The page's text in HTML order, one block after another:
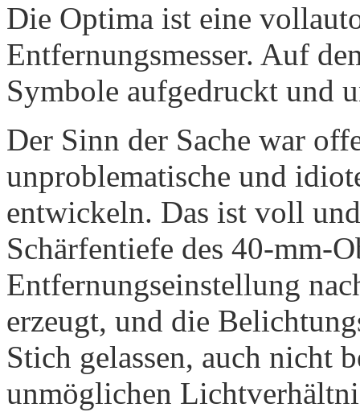
Die Optima ist eine
Entfernungsmesser. Auf
Symbole aufgedruckt und
Der Sinn der Sache war
unproblematische und
entwickeln. Das ist voll
Schärfentiefe des 40-mm-
Entfernungseinstellung
erzeugt, und die
Stich gelassen, auch nicht
unmöglichen